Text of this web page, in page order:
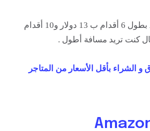
Anker بطول 6 أقدام ب 13 دولار و10 أقدام
و الشراء بأقل الأسعار من المتاجر